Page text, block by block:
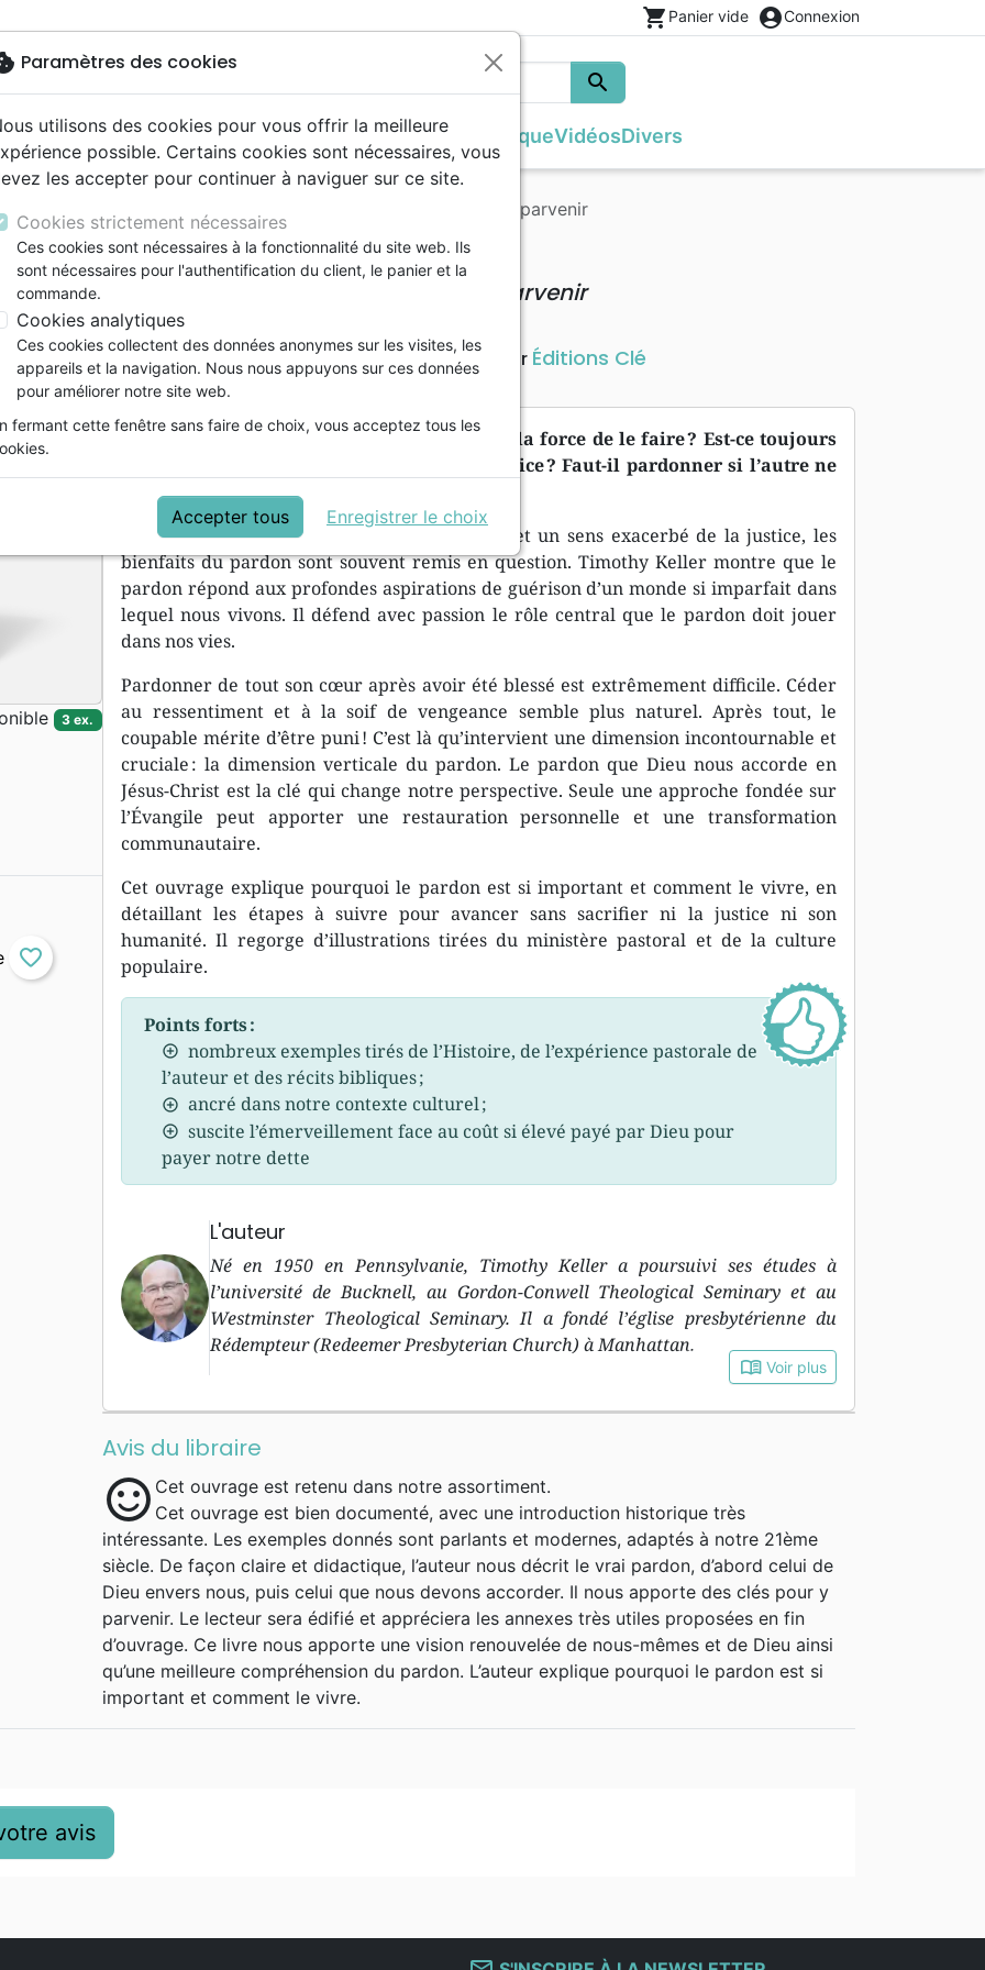
shopping_cart Panier vide account_circleConnexion
search
Rechercher
NouveautésBibles
Testaments
Etude biblique
Segond 21
Segond
NEG
NBS
Livres
Bandes dessinées
Famille, couple
Souffrance, Relation d'aide
Santé
Livres cadeaux
eBooks
Couple
Découverte de la foi
Méditations
Souffrance, Relation d'aide
Psychologie
Commentaires
Divers
Jeunesse
ans
Adolescents, jeunes
Bibles jeunesse
Musique
Latino, Folk
Soul
Rap, Hip-hop
Instrumental
Louange, Adoration
Hardrock, Métal
Reggae
Vidéos
animés
conférences
Films, fiction
Documentaires, reportages
Divers
Jeux
Accessoires de Bible
Papeterie
Traités, Brochures (<16 p.)
Pardon (Le) - Pourquoi pardonner et comment y parvenir
Le pardon
Pourquoi pardonner et comment y parvenir
Auteur :Timothy Keller
RéférenceCLE3184 EAN9782358431842 Editeur Éditions Clé
Description
Que signifie pardonner ? Comment trouver la force de le faire ? Est-ce toujours
possible ? Comment concilier pardon et justice ? Faut-il pardonner si l’autre ne
se repent pas ?
Dans notre culture, marquée par la division et un sens exacerbé de la justice, les
bienfaits du pardon sont souvent remis en question. Timothy Keller montre que le
pardon répond aux profondes aspirations de guérison d’un monde si imparfait dans
lequel nous vivons. Il défend avec passion le rôle central que le pardon doit jouer
dans nos vies.
Pardonner de tout son cœur après avoir été blessé est extrêmement difficile. Céder
au ressentiment et à la soif de vengeance semble plus naturel. Après tout, le
coupable mérite d’être puni ! C’est là qu’intervient une dimension incontournable et
cruciale : la dimension verticale du pardon. Le pardon que Dieu nous accorde en
Jésus-Christ est la clé qui change notre perspective. Seule une approche fondée sur
l’Évangile peut apporter une restauration personnelle et une transformation
communautaire.
Cet ouvrage explique pourquoi le pardon est si important et comment le vivre, en
détaillant les étapes à suivre pour avancer sans sacrifier ni la justice ni son
humanité. Il regorge d’illustrations tirées du ministère pastoral et de la culture
populaire.
Points forts :
nombreux exemples tirés de l’Histoire, de l’expérience pastorale de
l’auteur et des récits bibliques ;
ancré dans notre contexte culturel ;
suscite l’émerveillement face au coût si élevé payé par Dieu pour
payer notre dette
L'auteur
Né en 1950 en Pennsylvanie, Timothy Keller a poursuivi ses études à
l’université de Bucknell, au Gordon-Conwell Theological Seminary et au
Westminster Theological Seminary. Il a fondé l’église presbytérienne du
Rédempteur (Redeemer Presbyterian Church) à Manhattan.
book_open Voir plus
Avis du libraire
sentiment_satisfied Cet ouvrage est retenu dans notre assortiment.
Cet ouvrage est bien documenté, avec une introduction historique très
intéressante. Les exemples donnés sont parlants et modernes, adaptés à notre 21ème
siècle. De façon claire et didactique, l’auteur nous décrit le vrai pardon, d’abord celui de
Dieu envers nous, puis celui que nous devons accorder. Il nous apporte des clés pour y
parvenir. Le lecteur sera édifié et appréciera les annexes très utiles proposées en fin
d’ouvrage. Ce livre nous apporte une vision renouvelée de nous-mêmes et de Dieu ainsi
qu’une meilleure compréhension du pardon. L’auteur explique pourquoi le pardon est si
important et comment le vivre.
3 ex.
favorite_border
avis
Paramètres des cookies
utilisons des cookies pour vous offrir la meilleure
possible. Certains cookies sont nécessaires, vous
les accepter pour continuer à naviguer sur ce site.
Cookies strictement nécessaires
Ces cookies sont nécessaires à la fonctionnalité du site web. Ils
sont nécessaires pour l'authentification du client, le panier et la
commande.
Cookies analytiques
Ces cookies collectent des données anonymes sur les visites, les
appareils et la navigation. Nous nous appuyons sur ces données
pour améliorer notre site web.
fermant cette fenêtre sans faire de choix, vous acceptez tous les
Accepter tous Enregistrer le choix